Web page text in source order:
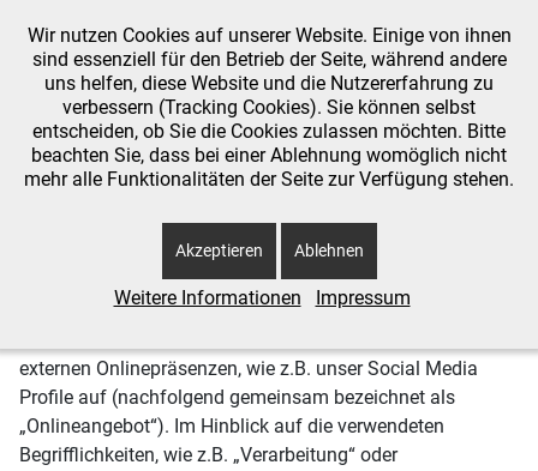
Aktuelle Seite: Startseite Impressum Homepage
Datenschutzerklärung
Diese Datenschutzerklärung klärt Sie über die Art, den
Umfang und Zweck der Verarbeitung von
personenbezogenen Daten (nachfolgend kurz „Daten“)
innerhalb unseres Onlineangebotes und der mit ihm
externen Onlinepräsenzen, wie z.B. unser Social Media
Profile auf (nachfolgend gemeinsam bezeichnet als
„Onlineangebot“). Im Hinblick auf die verwendeten
Begrifflichkeiten, wie z.B. „Verarbeitung“ oder
Wir nutzen Cookies auf unserer Website. Einige von ihnen
sind essenziell für den Betrieb der Seite, während andere
uns helfen, diese Website und die Nutzererfahrung zu
verbessern (Tracking Cookies). Sie können selbst
entscheiden, ob Sie die Cookies zulassen möchten. Bitte
beachten Sie, dass bei einer Ablehnung womöglich nicht
mehr alle Funktionalitäten der Seite zur Verfügung stehen.
Akzeptieren Ablehnen
Weitere Informationen Impressum